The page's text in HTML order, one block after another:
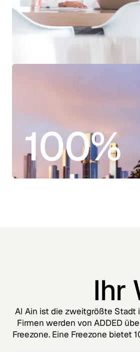
100%
Ihr
Al Ain ist die zweitgrößte Stadt
Firmen werden von ADDED
Freezone. Eine Freezone bietet